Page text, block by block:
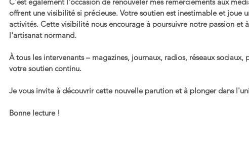
offrent une visibilité si précieuse. Votre soutien est inestimable et joue
activités. Cette visibilité nous encourage à poursuivre notre passion et
l'artisanat normand.
À tous les intervenants – magazines, journaux, radios, réseaux
votre soutien continu.
Je vous invite à découvrir cette nouvelle parution et à plonger dans
Bonne lecture !